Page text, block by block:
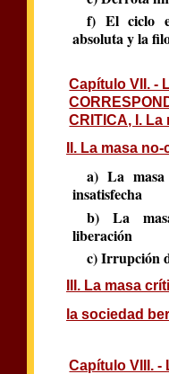
f) El ciclo
absoluta y la
Capítulo VII. -
CRITICA, I.
II. La masa
a) La masa
insatisfecha
b) La
liberación
c) Irrupción
III. La masa
la sociedad
Capítulo VIII. -